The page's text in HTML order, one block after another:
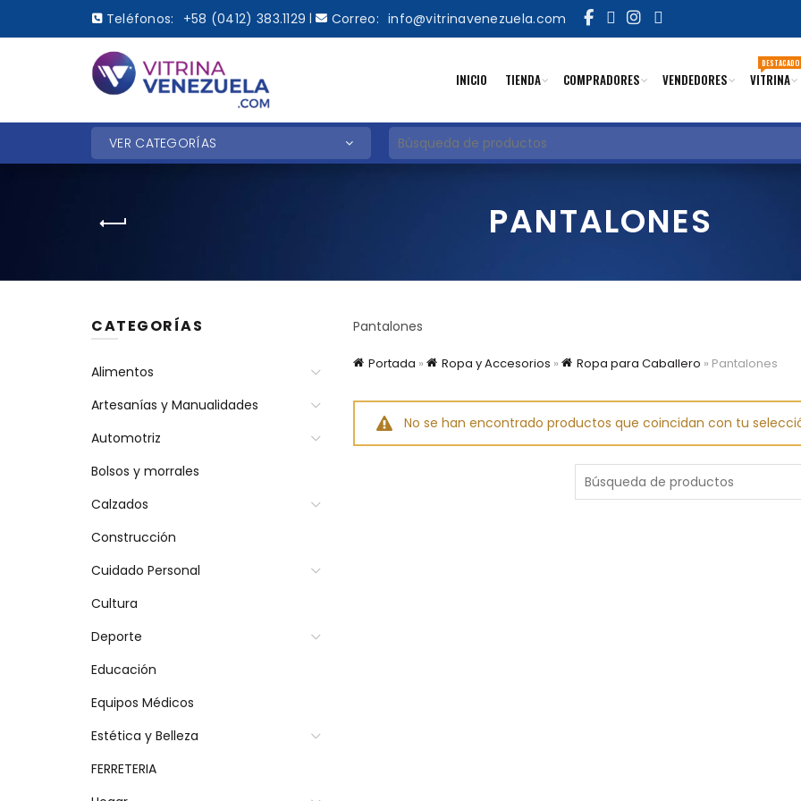
Teléfonos: +58 (0412) 383.1129 | Correo: info@vitrinavenezuela.com
INICIO TIENDA COMPRADORES VENDEDORES VITRINA
DESTACADO
VER CATEGORÍAS Buscar
PANTALONES
Pantalones
Portada » Ropa y Accesorios » Ropa para Caballero » Pantalones
No se han encontrado productos que coincidan con tu
Buscar
CATEGORÍAS
Alimentos
Artesanías y Manualidades
Automotriz
Bolsos y morrales
Calzados
Construcción
Cuidado Personal
Cultura
Deporte
Educación
Equipos Médicos
Estética y Belleza
FERRETERIA